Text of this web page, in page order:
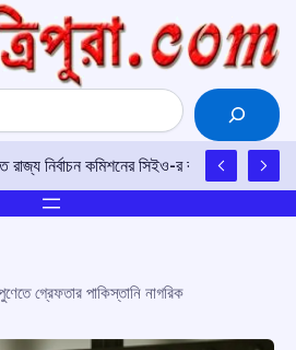
নির্বাচন কমিশনের সিইও-র কাছে
গ্রেফতার পাকিস্তানি নাগরিক